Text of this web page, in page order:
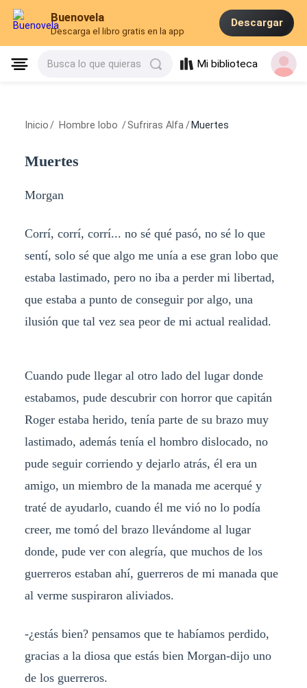
Buenovela
Descarga el libro gratis en la app
Descargar
Busca lo que quieras Mi biblioteca
Inicio / Hombre lobo /Sufriras Alfa / Muertes
Muertes
Morgan
Corrí, corrí, corrí... no sé qué pasó, no sé lo que
sentí, solo sé que algo me unía a ese gran lobo que
estaba lastimado, pero no iba a perder mi libertad,
que estaba a punto de conseguir por algo, una
ilusión que tal vez sea peor de mi actual realidad.
Cuando pude llegar al otro lado del lugar donde
estabamos, pude descubrir con horror que capitán
Roger estaba herido, tenía parte de su brazo muy
lastimado, además tenía el hombro dislocado, no
pude seguir corriendo y dejarlo atrás, él era un
amigo, un miembro de la manada me acerqué y
traté de ayudarlo, cuando él me vió no lo podía
creer, me tomó del brazo llevándome al lugar
donde, pude ver con alegría, que muchos de los
guerreros estaban ahí, guerreros de mi manada que
al verme suspiraron aliviados.
-¿estás bien? pensamos que te habíamos perdido,
gracias a la diosa que estás bien Morgan-dijo uno
de los guerreros.